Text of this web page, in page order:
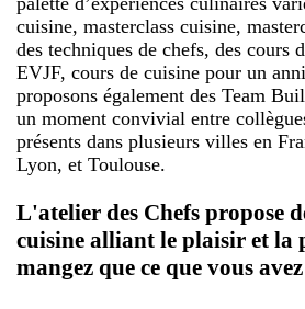
cuisine, masterclass cuisine,
des techniques de chefs, des cours
EVJF, cours de cuisine pour un
proposons également des Team
un moment convivial entre
présents dans plusieurs villes en
Lyon, et Toulouse.
L'atelier des Chefs propose
cuisine alliant le plaisir et la
mangez que ce que vous